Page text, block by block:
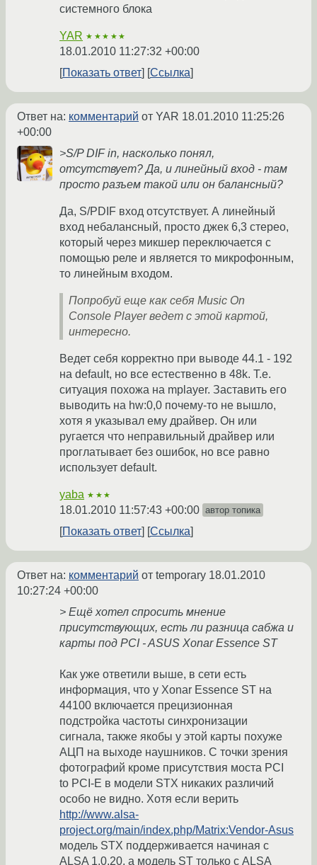
системного блока
YAR ★★★★★
18.01.2010 11:27:32 +00:00
Показать ответ
Ссылка
Ответ на: комментарий от YAR 18.01.2010 11:25:26
+00:00
>S/P DIF in, насколько понял,
отсутствует? Да, и линейный вход - там
просто разъем такой или он балансный?
Да, S/PDIF вход отсутствует. А линейный
вход небалансный, просто джек 6,3 стерео,
который через микшер переключается с
помощью реле и является то микрофонным,
то линейным входом.
Попробуй еще как себя Music On
Console Player ведет с этой картой,
интересно.
Ведет себя корректно при выводе 44.1 - 192
на default, но все естественно в 48k. Т.е.
ситуация похожа на mplayer. Заставить его
выводить на hw:0,0 почему-то не вышло,
хотя я указывал ему драйвер. Он или
ругается что неправильный драйвер или
проглатывает без ошибок, но все равно
использует default.
yaba ★★★
18.01.2010 11:57:43 +00:00 автор топика
Показать ответ Ссылка
Ответ на: комментарий от temporary 18.01.2010
10:27:24 +00:00
> Ещё хотел спросить мнение
присутствующих, есть ли разница сабжа и
карты под PCI - ASUS Xonar Essence ST
Как уже ответили выше, в сети есть
информация, что у Xonar Essence ST на
44100 включается прецизионная
подстройка частоты синхронизации
сигнала, также якобы у этой карты похуже
АЦП на выходе наушников. С точки зрения
фотографий кроме присутствия моста PCI
to PCI-E в модели STX никаких различий
особо не видно. Хотя если верить
http://www.alsa-
project.org/main/index.php/Matrix:Vendor-Asus
модель STX поддерживается начиная с
ALSA 1.0.20, а модель ST только с ALSA